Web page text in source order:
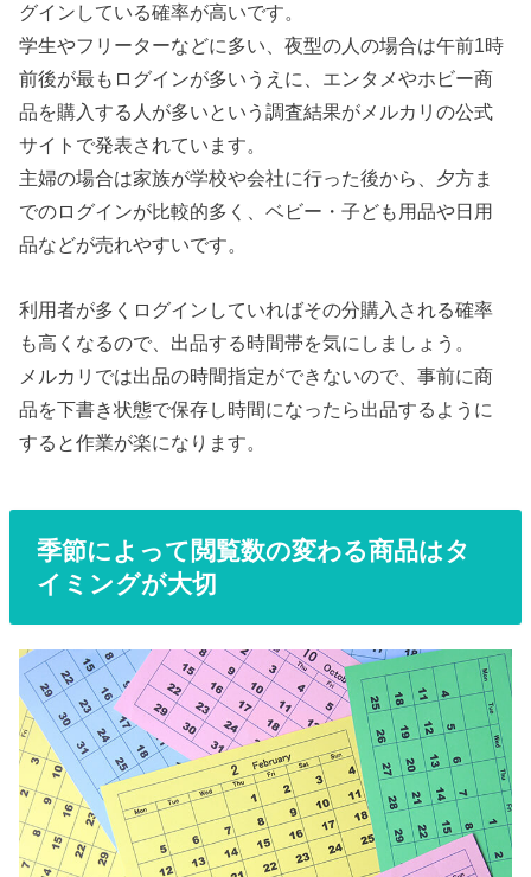
グインしている確率が高いです。
学生やフリーターなどに多い、夜型の人の場合は午前1時
前後が最もログインが多いうえに、エンタメやホビー商
品を購入する人が多いという調査結果がメルカリの公式
サイトで発表されています。
主婦の場合は家族が学校や会社に行った後から、夕方ま
でのログインが比較的多く、ベビー・子ども用品や日用
品などが売れやすいです。
利用者が多くログインしていればその分購入される確率
も高くなるので、出品する時間帯を気にしましょう。
メルカリでは出品の時間指定ができないので、事前に商
品を下書き状態で保存し時間になったら出品するように
すると作業が楽になります。
季節によって閲覧数の変わる商品はタ
イミングが大切